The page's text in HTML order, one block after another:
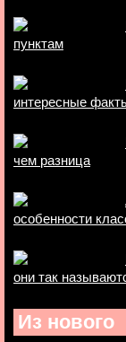
пунктам
интересные
чем разница
особенности
они так
Из нового